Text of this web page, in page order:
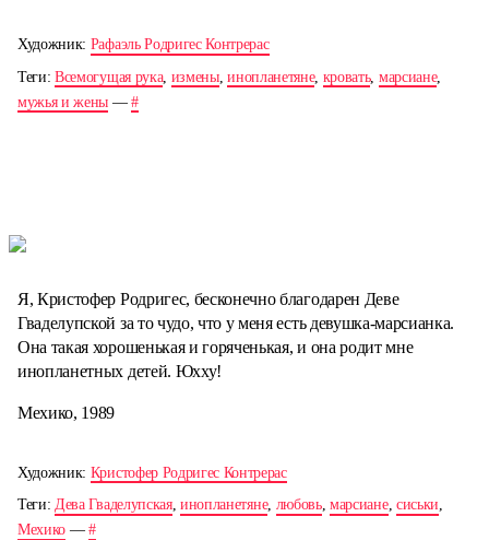
Художник: Рафаэль Родригес Контрерас
Теги:Всемогущая рука, измены,инопланетяне, кровать, марсиане,
мужья и жены —#
Я, Кристофер Родригес, бесконечно благодарен Деве
Гваделупской за то чудо, что у меня есть девушка-марсианка.
Она такая хорошенькая и горяченькая, и она родит мне
инопланетных детей. Юхху!
Мехико, 1989
Художник: Кристофер Родригес Контрерас
Теги:Дева Гваделупская,инопланетяне, любовь,марсиане, сиськи,
Мехико —#